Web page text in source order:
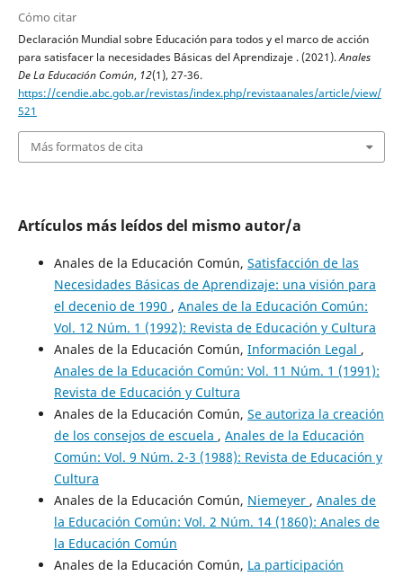
Cómo citar
Declaración Mundial sobre Educación para todos y el marco de acción
para satisfacer la necesidades Básicas del Aprendizaje . (2021).Anales
De La Educación Común, 12(1), 27-36.
https://cendie.abc.gob.ar/revistas/index.php/revistaanales/article/view/
521
Más formatos de cita
Artículos más leídos del mismo autor/a
Anales de la Educación Común, Satisfacción de las
Necesidades Básicas de Aprendizaje: una visión para
el decenio de 1990 , Anales de la Educación Común:
Vol. 12 Núm. 1 (1992): Revista de Educación y Cultura
Anales de la Educación Común, Información Legal ,
Anales de la Educación Común: Vol. 11 Núm. 1 (1991):
Revista de Educación y Cultura
Anales de la Educación Común, Se autoriza la creación
de los consejos de escuela , Anales de la Educación
Común: Vol. 9 Núm. 2-3 (1988): Revista de Educación y
Cultura
Anales de la Educación Común, Niemeyer , Anales de
la Educación Común: Vol. 2 Núm. 14 (1860): Anales de
la Educación Común
Anales de la Educación Común, La participación